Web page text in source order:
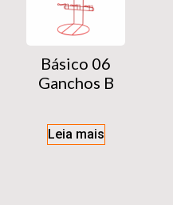
Básico 06
Ganchos B
Leia mais